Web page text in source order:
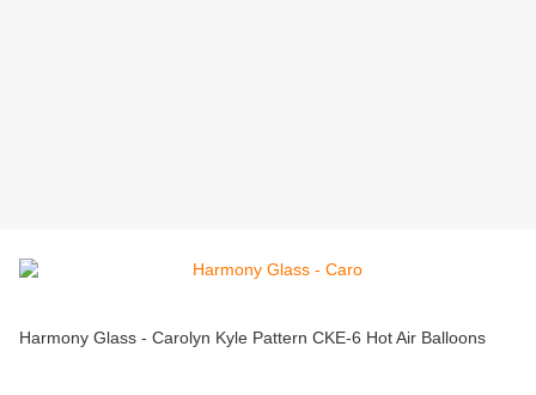
Harmony Glass - Carolyn Kyle Pattern CKE-6 Hot Air Balloons